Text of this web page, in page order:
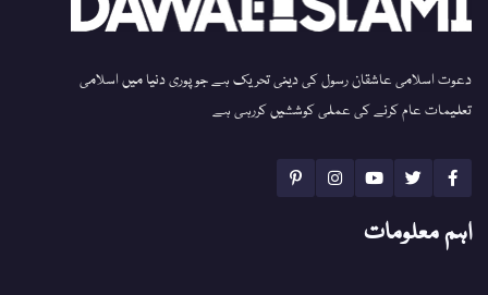
دعوت اسلامی عاشقان رسول کی دینی تحریک ہے جو پوری دنیا میں اسلامی
تعلیمات عام کرنے کی عملی کوششیں کررہی ہے
اہم معلومات